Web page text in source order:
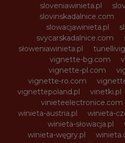
sloveniawinieta.pl
slovinskadalnice.com
slowacjawinieta.pl
svycarskadalnice.com
słoweniawinieta.pl
vignette-bg.com
vignette-pl.com
vignette-ro.com
vignettepoland.pl
vinetki.pl
vinieteelectronice.com
winieta-austria.pl
winieta-
winieta-słowacja.pl
winieta-węgry.pl